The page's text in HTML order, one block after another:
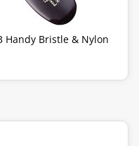
Handy Bristle & Nylon